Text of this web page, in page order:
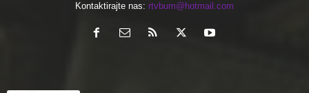
Kontaktirajte nas: rtvbum@hotmail.com